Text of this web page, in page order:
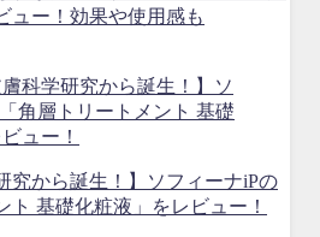
ュー！効果や使用感も
究から誕生！】ソフィーナiPの
ト 基礎化粧液」をレビュー！